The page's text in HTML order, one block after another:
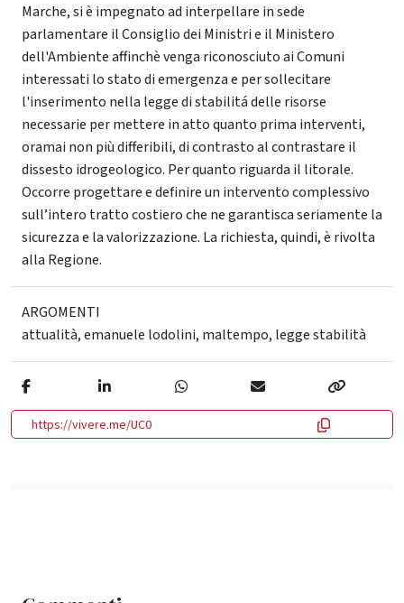
Marche, si è impegnato ad interpellare in sede
parlamentare il Consiglio dei Ministri e il Ministero
dell'Ambiente affinchè venga riconosciuto ai Comuni
interessati lo stato di emergenza e per sollecitare
l'inserimento nella legge di stabilitá delle risorse
necessarie per mettere in atto quanto prima interventi,
oramai non più differibili, di contrasto al contrastare il
dissesto idrogeologico. Per quanto riguarda il litorale.
Occorre progettare e definire un intervento complessivo
sull’intero tratto costiero che ne garantisca seriamente la
sicurezza e la valorizzazione. La richiesta, quindi, è rivolta
alla Regione.
ARGOMENTI
attualità,emanuele lodolini, maltempo, legge stabilità
https://vivere.me/UC0